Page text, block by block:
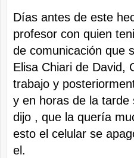
Días antes de este
profesor con quien
de comunicación que
Elisa Chiari de David,
trabajo y
y en horas de la tarde
dijo , que la quería
esto el celular se
el.